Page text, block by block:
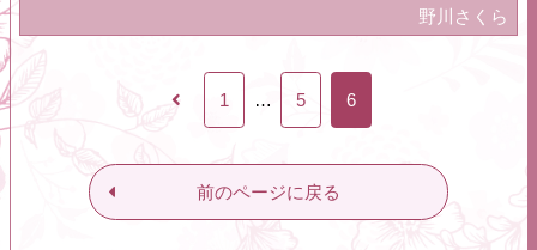
野川さくら
1 … 5 6
前のページに戻る